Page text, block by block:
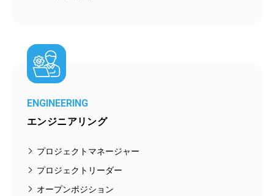
ENGINEERING
エンジニアリング
プロジェクトマネージャー
プロジェクトリーダー
オープンポジション